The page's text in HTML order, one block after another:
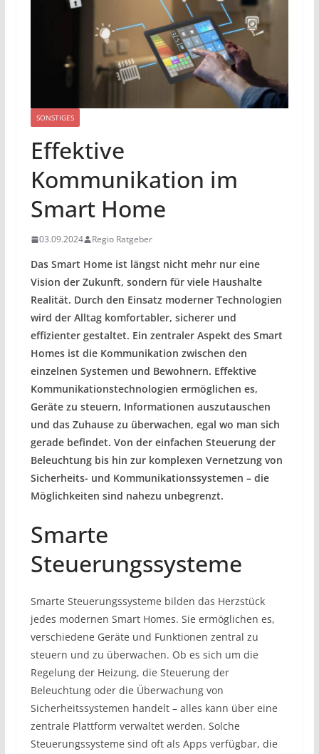
SONSTIGES
Effektive
Kommunikation im
Smart Home
03.09.2024 Regio Ratgeber
Das Smart Home ist längst nicht mehr nur eine
Vision der Zukunft, sondern für viele Haushalte
Realität. Durch den Einsatz moderner Technologien
wird der Alltag komfortabler, sicherer und
effizienter gestaltet. Ein zentraler Aspekt des Smart
Homes ist die Kommunikation zwischen den
einzelnen Systemen und Bewohnern. Effektive
Kommunikationstechnologien ermöglichen es,
Geräte zu steuern, Informationen auszutauschen
und das Zuhause zu überwachen, egal wo man sich
gerade befindet. Von der einfachen Steuerung der
Beleuchtung bis hin zur komplexen Vernetzung von
Sicherheits- und Kommunikationssystemen – die
Möglichkeiten sind nahezu unbegrenzt.
Smarte
Steuerungssysteme
Smarte Steuerungssysteme bilden das Herzstück
jedes modernen Smart Homes. Sie ermöglichen es,
verschiedene Geräte und Funktionen zentral zu
steuern und zu überwachen. Ob es sich um die
Regelung der Heizung, die Steuerung der
Beleuchtung oder die Überwachung von
Sicherheitssystemen handelt – alles kann über eine
zentrale Plattform verwaltet werden. Solche
Steuerungssysteme sind oft als Apps verfügbar, die